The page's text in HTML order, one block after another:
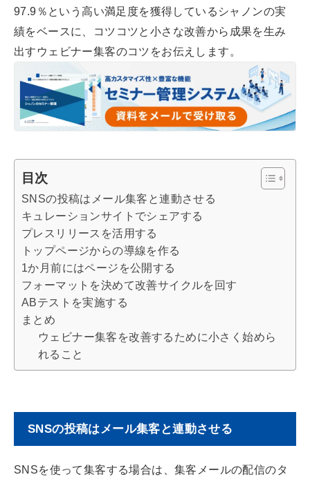
97.9％という高い満足度を獲得しているシャノンの実
績をベースに、コツコツと小さな改善から成果を生み
出すウェビナー集客のコツをお伝えします。
目次
SNSの投稿はメール集客と連動させる
キュレーションサイトでシェアする
プレスリリースを活用する
トップページからの導線を作る
1か月前にはページを公開する
フォーマットを決めて改善サイクルを回す
ABテストを実施する
まとめ
ウェビナー集客を改善するために小さく始めら
れること
SNSの投稿はメール集客と連動させる
SNSを使って集客する場合は、集客メールの配信のタ